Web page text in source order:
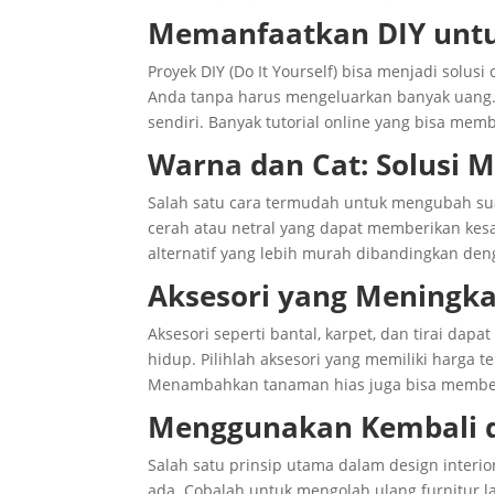
Memanfaatkan DIY
Proyek DIY (Do It Yourself) bisa menjadi
Anda tanpa harus mengeluarkan banyak
sendiri. Banyak tutorial online yang bisa
Warna dan Cat: Solusi
Salah satu cara termudah untuk mengubah
cerah atau netral yang dapat memberikan
alternatif yang lebih murah dibandingkan
Aksesori yang
Aksesori seperti bantal, karpet, dan tirai
hidup. Pilihlah aksesori yang memiliki harga
Menambahkan tanaman hias juga bisa
Menggunakan Kembali
Salah satu prinsip utama dalam design